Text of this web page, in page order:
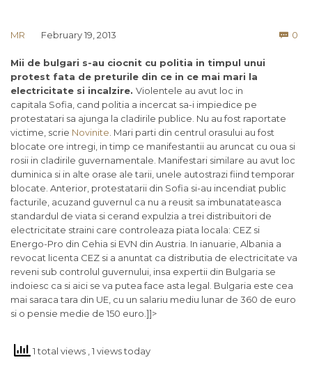
MR February 19, 2013  0
Mii de bulgari s-au ciocnit cu politia in timpul unui
protest fata de preturile din ce in ce mai mari la
electricitate si incalzire. Violentele au avut loc in
capitala Sofia, cand politia a incercat sa-i impiedice pe
protestatari sa ajunga la cladirile publice. Nu au fost raportate
victime, scrie Novinite . Mari parti din centrul orasului au fost
blocate ore intregi, in timp ce manifestantii au aruncat cu oua si
rosii in cladirile guvernamentale. Manifestari similare au avut loc
duminica si in alte orase ale tarii, unele autostrazi fiind temporar
blocate. Anterior, protestatarii din Sofia si-au incendiat public
facturile, acuzand guvernul ca nu a reusit sa imbunatateasca
standardul de viata si cerand expulzia a trei distribuitori de
electricitate straini care controleaza piata locala: CEZ si
Energo-Pro din Cehia si EVN din Austria. In ianuarie, Albania a
revocat licenta CEZ si a anuntat ca distributia de electricitate va
reveni sub controlul guvernului, insa expertii din Bulgaria se
indoiesc ca si aici se va putea face asta legal. Bulgaria este cea
mai saraca tara din UE, cu un salariu mediu lunar de 360 de euro
si o pensie medie de 150 euro.]]>
1 total views , 1 views today